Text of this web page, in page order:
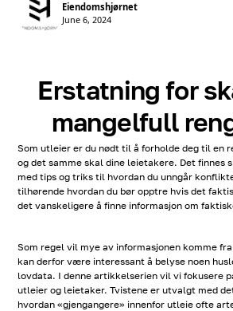
Eiendomshjørnet
June 6, 2024
Erstatning for
mangelfull
Som utleier er du nødt til å forholde deg til en
og det samme skal dine leietakere. Det finnes
med tips og triks til hvordan du unngår
tilhørende hvordan du bør opptre hvis det
det vanskeligere å finne informasjon om
Som regel vil mye av informasjonen komme
kan derfor være interessant å belyse noen
lovdata. I denne artikkelserien vil vi fokusere
utleier og leietaker. Tvistene er utvalgt med
hvordan «gjengangere» innenfor utleie ofte